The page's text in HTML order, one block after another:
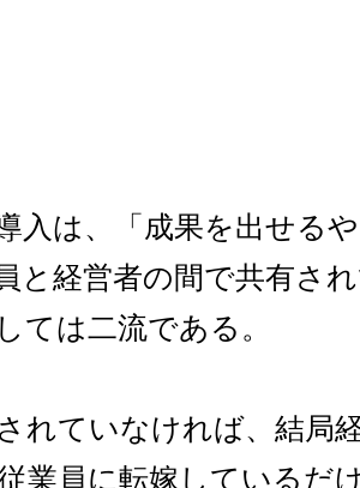
入は、「成果を出せる
と経営者の間で共有さ
ては二流である。
れていなければ、結局
業員に転嫁しているだ